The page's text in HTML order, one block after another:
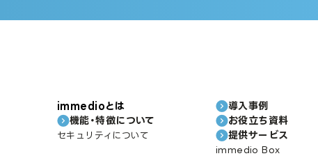
immedioとは
機能・特徴について
セキュリティについて
導入事例
お役立ち資料
提供サービス
immedio Box